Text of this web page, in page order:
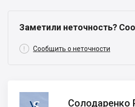
Заметили неточность?
 Сообщить о неточности
Солодаренко